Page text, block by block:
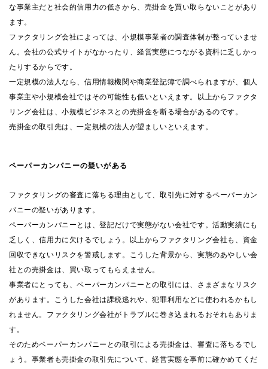
な事業主だと社会的信用力の低さから、売掛金を買い取らないことがあり
ます。
ファクタリング会社によっては、小規模事業者の調査体制が整っていませ
ん。会社の公式サイトがなかったり、経営実態につながる資料に乏しかっ
たりするからです。
一定規模の法人なら、信用情報機関や商業登記簿で調べられますが、個人
事業主や小規模会社ではその可能性も低いといえます。以上からファクタ
リング会社は、小規模ビジネスとの売掛金を断る場合があるのです。
売掛金の取引先は、一定規模の法人が望ましいといえます。
ペーパーカンパニーの疑いがある
ファクタリングの審査に落ちる理由として、取引先に対するペーパーカン
パニーの疑いがあります。
ペーパーカンパニーとは、登記だけで実態がない会社です。活動実績にも
乏しく、信用力に欠けるでしょう。以上からファクタリング会社も、資金
回収できないリスクを警戒します。こうした背景から、実態のあやしい会
社との売掛金は、買い取ってもらえません。
事業者にとっても、ペーパーカンパニーとの取引には、さまざまなリスク
があります。こうした会社は課税逃れや、犯罪利用などに使われるかもし
れません。ファクタリング会社がトラブルに巻き込まれるおそれもありま
す。
そのためペーパーカンパニーとの取引による売掛金は、審査に落ちるでし
ょう。事業者も売掛金の取引先について、経営実態を事前に確かめてくだ